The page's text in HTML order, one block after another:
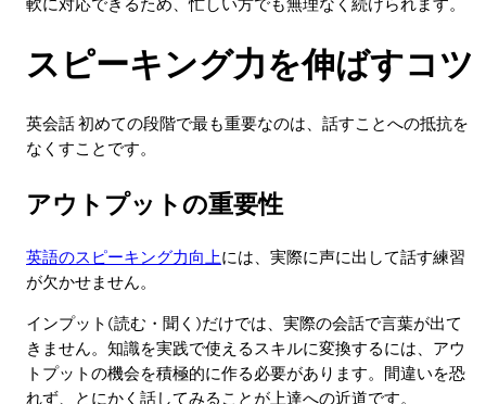
スピーキング力を伸ばすコツ
英会話 初めての段階で最も重要なのは、話すことへの抵抗を
なくすことです。
アウトプットの重要性
英語のスピーキング力向上には、実際に声に出して話す練習
が欠かせません。
インプット(読む・聞く)だけでは、実際の会話で言葉が出て
きません。知識を実践で使えるスキルに変換するには、アウ
トプットの機会を積極的に作る必要があります。間違いを恐
れず、とにかく話してみることが上達への近道です。